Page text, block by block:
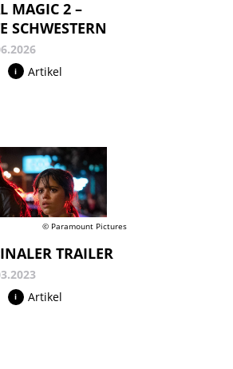
MAGIC 2 –
SCHWESTERN
Artikel
© Paramount Pictures
TRAILER
Artikel